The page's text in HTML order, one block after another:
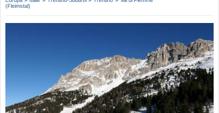
(Fleimstal)